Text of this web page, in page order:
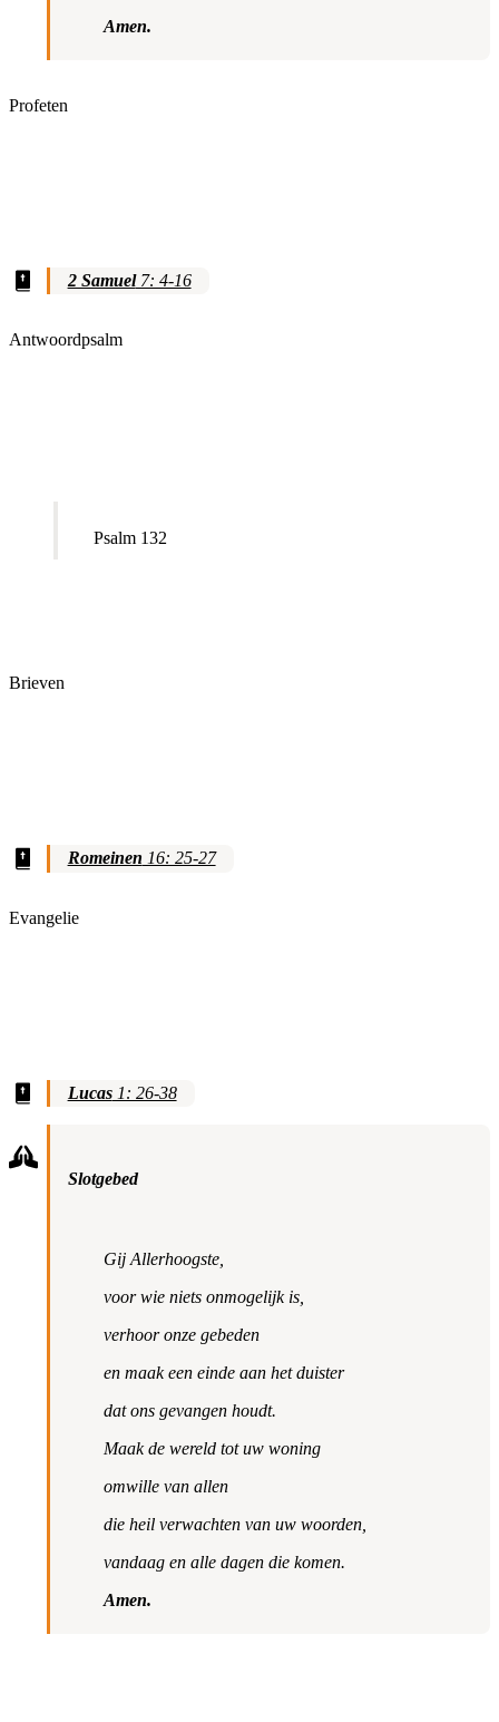
Amen.
Profeten
2 Samuel7: 4-16
Antwoordpsalm
Psalm 132
Brieven
Romeinen 16: 25-27
Evangelie
Lucas1: 26-38
Slotgebed
Gij Allerhoogste,
voor wie niets onmogelijk is,
verhoor onze gebeden
en maak een einde aan het duister
dat ons gevangen houdt.
Maak de wereld tot uw woning
omwille van allen
die heil verwachten van uw woorden,
vandaag en alle dagen die komen.
Amen.